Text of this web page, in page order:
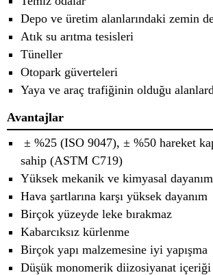
Depo ve üretim alanlarındaki zemin
Atık su arıtma tesisleri
Tüneller
Otopark güverteleri
Yaya ve araç trafiğinin olduğu
Avantajlar
± %25 (ISO 9047), ± %50 hareket
sahip (ASTM C719)
Yüksek mekanik ve kimyasal dayanım
Hava şartlarına karşı yüksek dayanım
Birçok yüzeyde leke bırakmaz
Kabarcıksız kürlenme
Birçok yapı malzemesine iyi yapışma
Düşük monomerik diizosiyanat içeriği